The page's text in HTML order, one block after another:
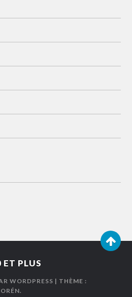
PLUS
WORDPRESS | THÈME :
.